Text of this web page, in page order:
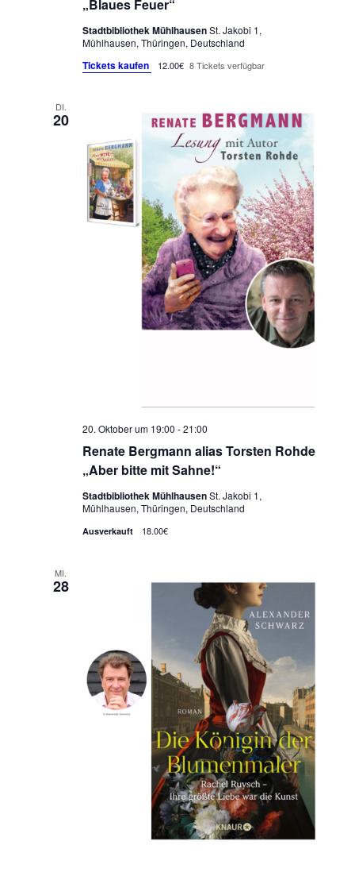
„Blaues Feuer“
Stadtbibliothek MühlhausenSt. Jakobi 1,
Mühlhausen, Thüringen, Deutschland
Tickets kaufen 12.00€ 8 Tickets verfügbar
DI.
20
Renate Bergmann alias Torsten Rohde
„Aber bitte mit Sahne!“
20. Oktober um 19:00 -21:00
Stadtbibliothek MühlhausenSt. Jakobi 1,
Mühlhausen, Thüringen, Deutschland
Ausverkauft 18.00€
MI.
28